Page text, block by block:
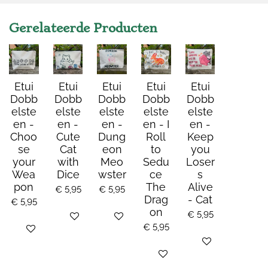
Gerelateerde Producten
Etui
Dobb
elste
en -
Choo
se
your
Wea
pon
€ 5,95
Bekijk details
Etui
Dobb
elste
en -
Cute
Cat
with
Dice
€ 5,95
Bekijk details
Etui
Dobb
elste
en -
Dung
eon
Meo
wster
€ 5,95
Bekijk details
Etui
Dobb
elste
en - I
Roll
to
Sedu
ce
The
Drag
on
€ 5,95
Bekijk details
Etui
Dobb
elste
en -
Keep
you
Loser
s
Alive
- Cat
€ 5,95
Bekijk details